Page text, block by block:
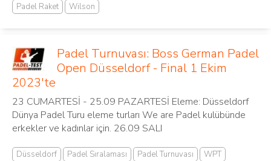
Padel Raket Wilson
Padel Turnuvası: Boss German Padel
Open Düsseldorf - Final 1 Ekim
2023'te
23 CUMARTESİ - 25.09 PAZARTESİ Eleme: Düsseldorf
Dünya Padel Turu eleme turları We are Padel kulübünde
erkekler ve kadınlar için. 26.09 SALI
Düsseldorf Padel Sıralaması Padel Turnuvası WPT